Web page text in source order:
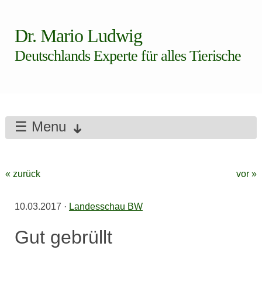
Dr. Mario Ludwig
Deutschlands Experte für alles Tierische
☰ Menu
« zurück vor »
10.03.2017 · Landesschau BW
Gut gebrüllt